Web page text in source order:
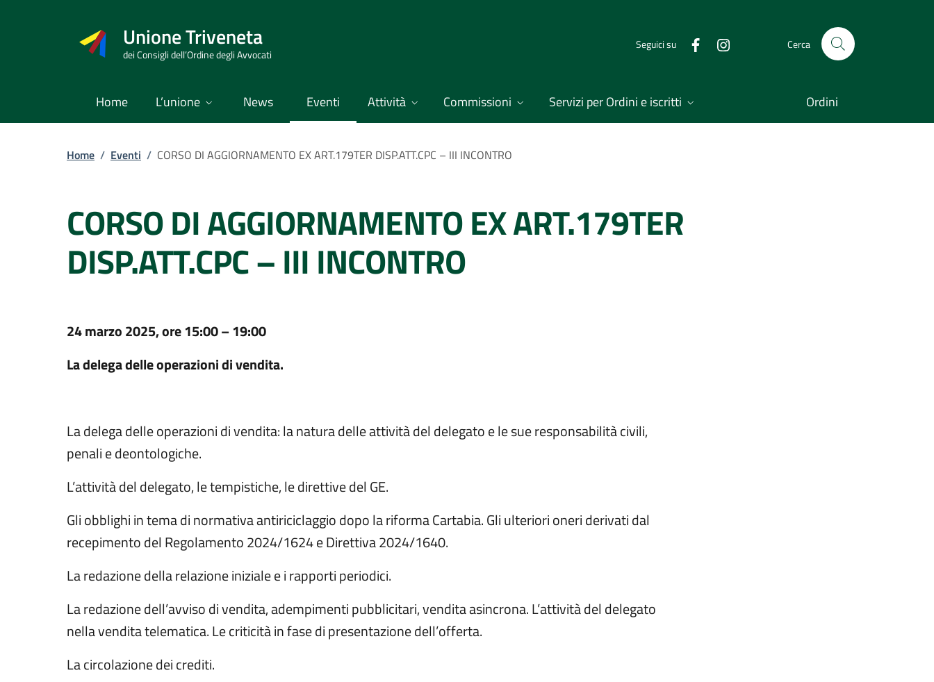
Unione Triveneta
dei Consigli dell’Ordine degli Avvocati
Seguici su Cerca
Home L’unione News Eventi Attività Commissioni Servizi per Ordini e iscritti Ordini
Home / Eventi / CORSO DI AGGIORNAMENTO EX ART.179TER DISP.ATT.CPC – III INCONTRO
CORSO DI AGGIORNAMENTO EX ART.179TER
DISP.ATT.CPC – III INCONTRO
24 marzo 2025, ore 15:00 – 19:00
La delega delle operazioni di vendita.
La delega delle operazioni di vendita: la natura delle attività del delegato e le sue responsabilità civili,
penali e deontologiche.
L’attività del delegato, le tempistiche, le direttive del GE.
Gli obblighi in tema di normativa antiriciclaggio dopo la riforma Cartabia. Gli ulteriori oneri derivati dal
recepimento del Regolamento 2024/1624 e Direttiva 2024/1640.
La redazione della relazione iniziale e i rapporti periodici.
La redazione dell’avviso di vendita, adempimenti pubblicitari, vendita asincrona. L’attività del delegato
nella vendita telematica. Le criticità in fase di presentazione dell’offerta.
La circolazione dei crediti.